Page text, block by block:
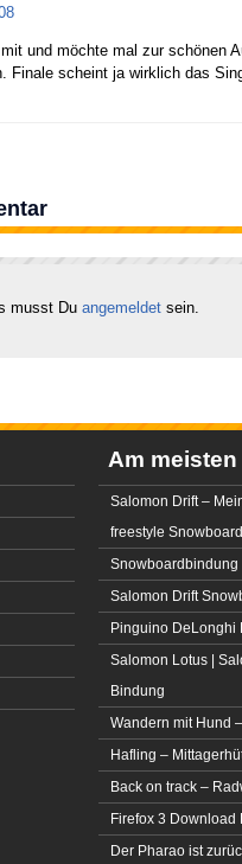
und möchte mal zur schönen
Finale scheint ja wirklich das
musst Du angemeldet sein.
Am meisten
Salomon Drift –
freestyle Snowboard
Snowboardbindung
Salomon Drift
Pinguino DeLonghi
Salomon Lotus |
Bindung
Wandern mit Hund
Hafling –
Back on track –
Firefox 3 Download
Der Pharao ist